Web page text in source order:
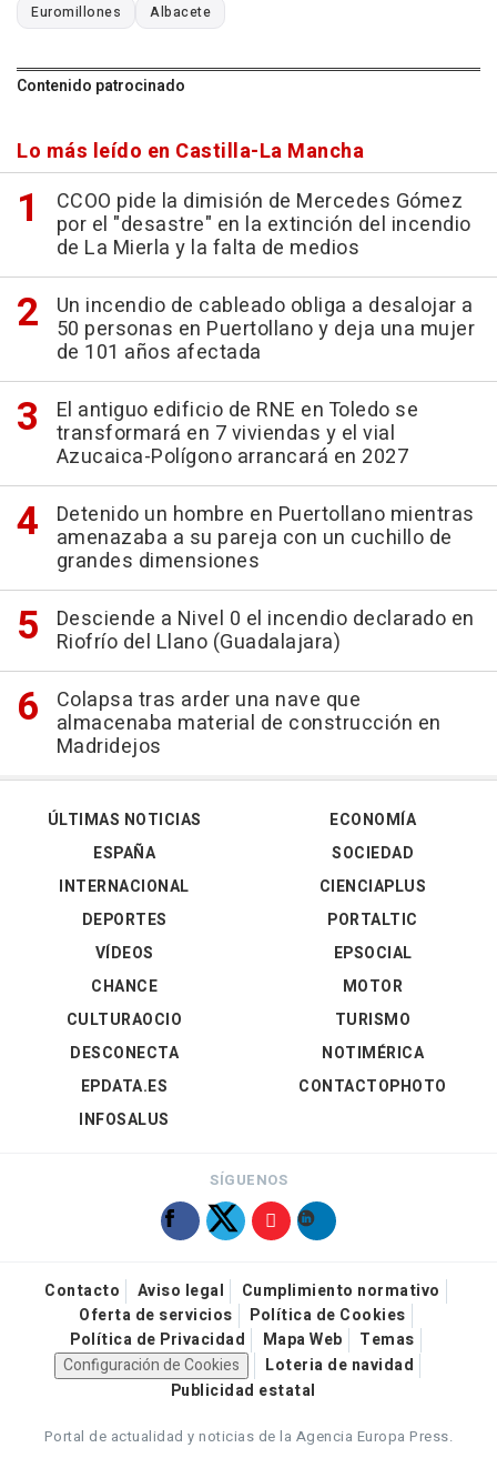
Euromillones Albacete
Contenido patrocinado
Lo más leído en Castilla-La Mancha
CCOO pide la dimisión de Mercedes Gómez
por el "desastre" en la extinción del incendio
de La Mierla y la falta de medios
Un incendio de cableado obliga a desalojar a
50 personas en Puertollano y deja una mujer
de 101 años afectada
El antiguo edificio de RNE en Toledo se
transformará en 7 viviendas y el vial
Azucaica-Polígono arrancará en 2027
Detenido un hombre en Puertollano mientras
amenazaba a su pareja con un cuchillo de
grandes dimensiones
Desciende a Nivel 0 el incendio declarado en
Riofrío del Llano (Guadalajara)
Colapsa tras arder una nave que
almacenaba material de construcción en
Madridejos
ÚLTIMAS NOTICIAS
ESPAÑA
INTERNACIONAL
DEPORTES
VÍDEOS
ECONOMÍA
SOCIEDAD
CIENCIAPLUS
PORTALTIC
EPSOCIAL
CHANCE
CULTURAOCIO
DESCONECTA
EPDATA.ES
INFOSALUS
MOTOR
TURISMO
NOTIMÉRICA
CONTACTOPHOTO
SÍGUENOS
Contacto Aviso legal
Cumplimiento normativo
Oferta de servicios
Política de Cookies
Política de Privacidad
Mapa Web
Temas
Configuración de Cookies
Loteria de navidad
Publicidad estatal
Portal de actualidad y noticias de la Agencia Europa Press.